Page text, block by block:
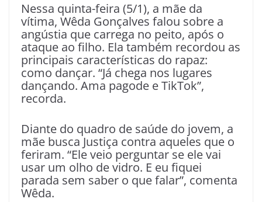
Nessa quinta-feira (5/1), a mãe da
vítima, Wêda Gonçalves falou sobre a
angústia que carrega no peito, após o
ataque ao filho. Ela também recordou as
principais características do rapaz:
como dançar. “Já chega nos lugares
dançando. Ama pagode e TikTok”,
recorda.
Diante do quadro de saúde do jovem, a
mãe busca Justiça contra aqueles que o
feriram. “Ele veio perguntar se ele vai
usar um olho de vidro. E eu fiquei
parada sem saber o que falar”, comenta
Wêda.